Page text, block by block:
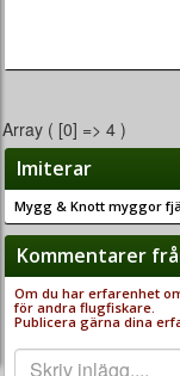
Array ( [0] => 4 )
Imiterar
Mygg & Knott myggor
Kommentarer
Om du har erfarenhet
för andra flugfiskare.
Publicera gärna dina